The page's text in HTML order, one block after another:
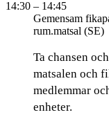
14:30 – 14:45
Gemensam
rum.matsal (SE)
Ta chansen
matsalen och
medlemmar
enheter.